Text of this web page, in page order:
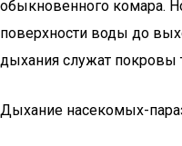
обыкновенного комара.
поверхности воды до
дыхания служат покровы
Дыхание насекомых-